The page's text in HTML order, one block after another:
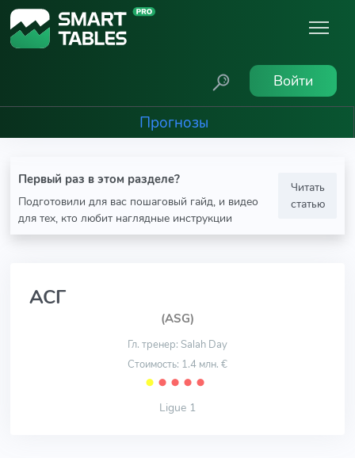
Войти
Прогнозы
Первый раз в этом разделе?
Подготовили для вас пошаговый гайд, и видео
для тех, кто любит наглядные инструкции
Читать
статью
АСГ
(ASG)
Гл. тренер: Salah Day
Стоимость: 1.4 млн. €
⬤ ⬤ ⬤ ⬤ ⬤
Ligue 1